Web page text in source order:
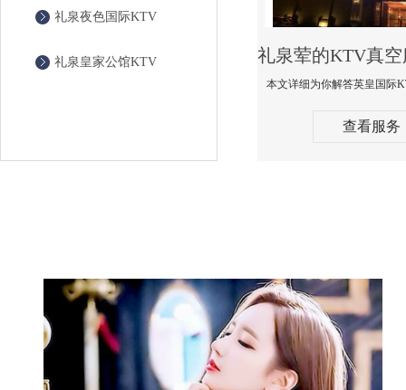
礼泉夜色国际KTV
礼泉皇家公馆KTV
查看服务